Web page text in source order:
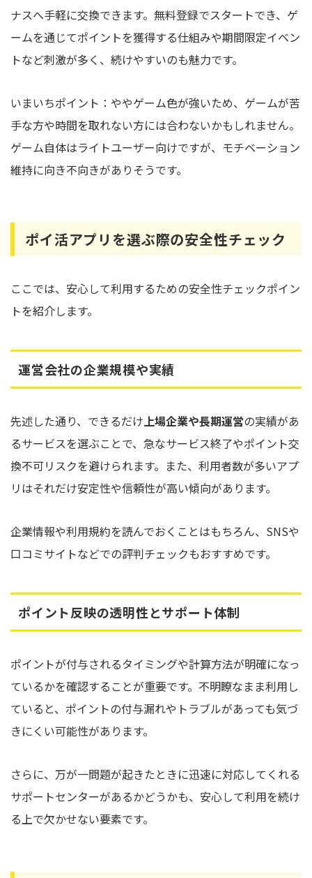
ナスへ手軽に交換できます。無料登録でスタートでき、ゲ
ームを通じてポイントを獲得する仕組みや期間限定イベン
トなど刺激が多く、続けやすいのも魅力です。
いまいちポイント：ややゲーム色が強いため、ゲームが苦
手な方や時間を取れない方には合わないかもしれません。
ゲーム自体はライトユーザー向けですが、モチベーション
維持に向き不向きがありそうです。
ポイ活アプリを選ぶ際の安全性チェック
ここでは、安心して利用するための安全性チェックポイン
トを紹介します。
運営会社の企業規模や実績
先述した通り、できるだけ上場企業や長期運営の実績があ
るサービスを選ぶことで、急なサービス終了やポイント交
換不可リスクを避けられます。また、利用者数が多いアプ
リはそれだけ安定性や信頼性が高い傾向があります。
企業情報や利用規約を読んでおくことはもちろん、SNSや
口コミサイトなどでの評判チェックもおすすめです。
ポイント反映の透明性とサポート体制
ポイントが付与されるタイミングや計算方法が明確になっ
ているかを確認することが重要です。不明瞭なまま利用し
ていると、ポイントの付与漏れやトラブルがあっても気づ
きにくい可能性があります。
さらに、万が一問題が起きたときに迅速に対応してくれる
サポートセンターがあるかどうかも、安心して利用を続け
る上で欠かせない要素です。